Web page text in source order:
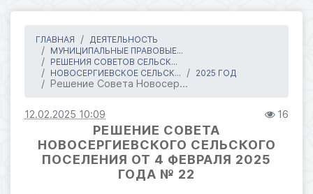
ГЛАВНАЯ
ДЕЯТЕЛЬНОСТЬ
МУНИЦИПАЛЬНЫЕ ПРАВОВЫЕ...
РЕШЕНИЯ СОВЕТОВ СЕЛЬСК...
НОВОСЕРГИЕВСКОЕ СЕЛЬСК...
2025 ГОД
Решение Совета Новосер...
12.02.2025 10:09 16
РЕШЕНИЕ СОВЕТА
НОВОСЕРГИЕВСКОГО СЕЛЬСКОГО
ПОСЕЛЕНИЯ ОТ 4 ФЕВРАЛЯ 2025
ГОДА № 22